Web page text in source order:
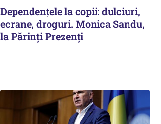
Dependențele la copii: dulciuri,
ecrane, droguri. Monica Sandu,
la Părinți Prezenți